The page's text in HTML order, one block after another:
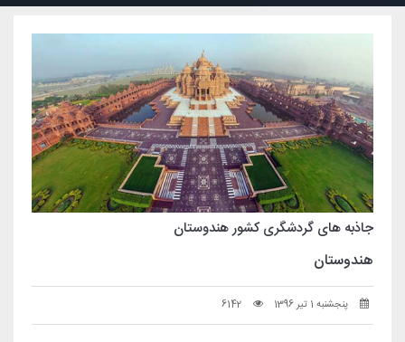
جاذبه های گردشگری کشور هندوستان
هندوستان
پنجشنبه 1 تیر 1396 6142